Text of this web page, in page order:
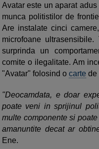
Avatar este un aparat
munca politistilor de
Are instalate cinci
microfoane
surprinda un
comite o ilegalitate. Am
"Avatar" folosind o carte de
"Deocamdata, e doar
poate veni in sprijinul
multe componente si
amanuntite decat ar
Ene.